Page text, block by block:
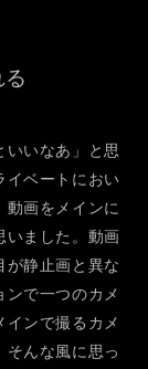
いいなあ」と思
イベートにおい
動画をメインに
いました。動画
が静止画と異な
で一つのカメ
ンで撮るカメ
そんな風に思っ